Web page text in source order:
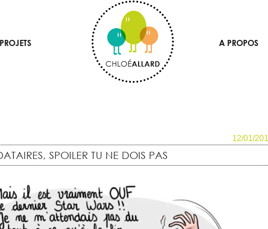
PROJETS A PROPOS
12/01/
SPOILER TU NE DOIS PAS